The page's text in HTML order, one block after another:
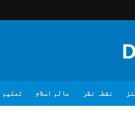
نقطہ نظر عالم اسلام تعلیم